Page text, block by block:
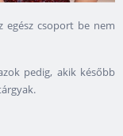
egész csoport be nem
pedig, akik később